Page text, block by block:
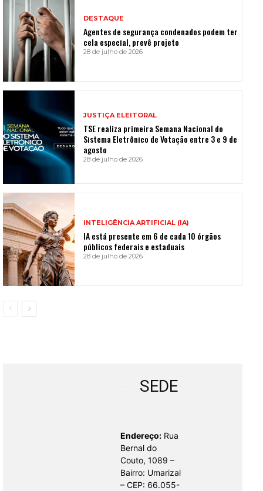
DESTAQUE
Agentes de segurança condenados podem ter
cela especial, prevê projeto
28 de julho de 2026
JUSTIÇA ELEITORAL
TSE realiza primeira Semana Nacional do
Sistema Eletrônico de Votação entre 3 e 9 de
agosto
28 de julho de 2026
INTELIGÊNCIA ARTIFICIAL (IA)
IA está presente em 6 de cada 10 órgãos
públicos federais e estaduais
28 de julho de 2026
SEDE
Endereço: Rua
Bernal do
Couto, 1089 –
Bairro: Umarizal
– CEP: 66.055-